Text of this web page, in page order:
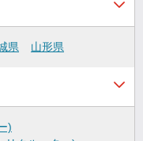
県 山形県
)